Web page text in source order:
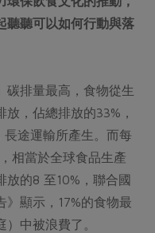
品
潔
品
題
育
聽聽可以如何行動與落
碳排量最高，食物從生
，佔總排放的33%，
長途運輸所產生。而每
相當於全球食品生產
放的8 至10%，聯合國
》顯示，17%的食物最
中被浪費了。